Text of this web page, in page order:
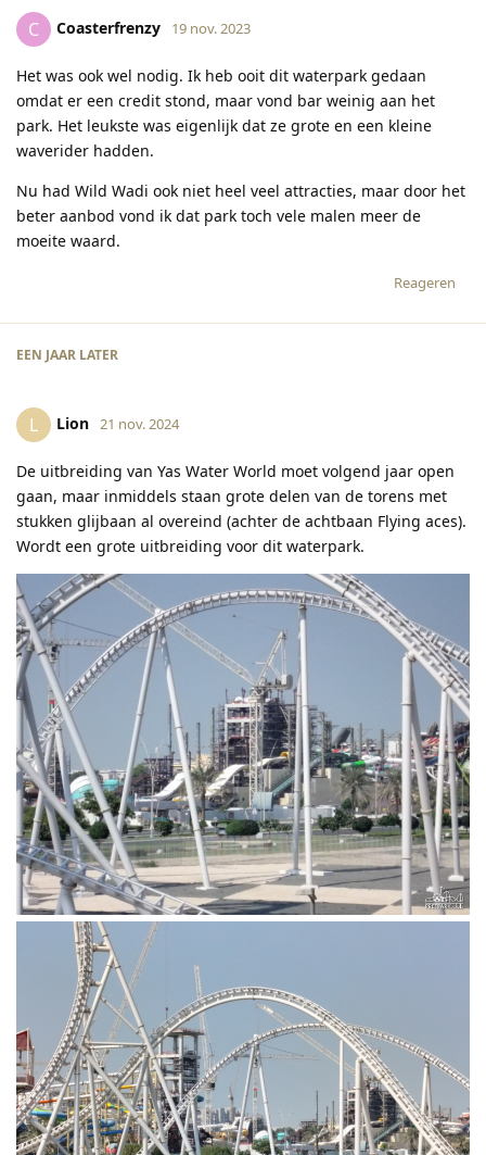
C Coasterfrenzy 19 nov. 2023
Het was ook wel nodig. Ik heb ooit dit waterpark gedaan
omdat er een credit stond, maar vond bar weinig aan het
park. Het leukste was eigenlijk dat ze grote en een kleine
waverider hadden.
Nu had Wild Wadi ook niet heel veel attracties, maar door het
beter aanbod vond ik dat park toch vele malen meer de
moeite waard.
Reageren
EEN JAAR LATER
L Lion 21 nov. 2024
De uitbreiding van Yas Water World moet volgend jaar open
gaan, maar inmiddels staan grote delen van de torens met
stukken glijbaan al overeind (achter de achtbaan Flying aces).
Wordt een grote uitbreiding voor dit waterpark.